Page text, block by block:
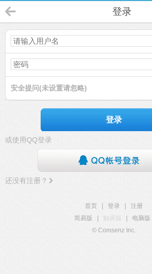
登录
安全提问(未设置请忽略)
登录
或使用QQ登录
还没有注册？
首页 登录
注册
简易版
触屏版 电脑版
© Comsenz Inc.